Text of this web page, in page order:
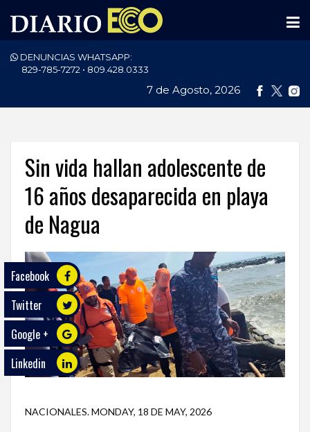
DENUNCIAS WHATSAPP:
829-785-7272 • 809.428.0333
7 de Agosto, 2026
PORTADA
ECONOMÍA
DEPORTES
SALUD
TECNOLOGÍA
ECO
PLAY
INVESTIGACIÓN
Sin vida hallan adolescente de
16 años desaparecida en playa
de Nagua
Facebook
Twitter
Google +
Linkedin
NACIONALES.MONDAY, 18 DE MAY, 2026